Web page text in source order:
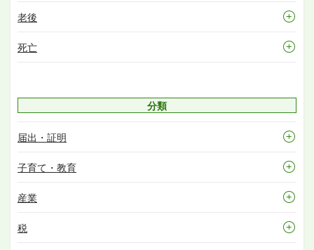
老後
死亡
分類
届出・証明
子育て・教育
産業
税